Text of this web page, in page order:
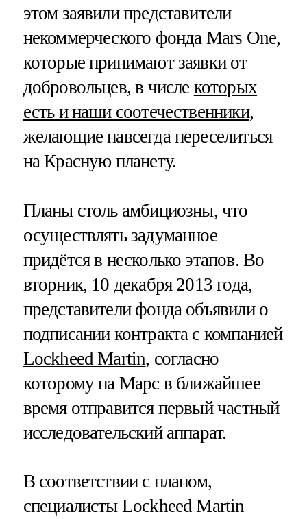
этом заявили представители
некоммерческого фонда Mars One,
которые принимают заявки от
добровольцев, в числе которых
есть и наши соотечественники,
желающие навсегда переселиться
на Красную планету.
Планы столь амбициозны, что
осуществлять задуманное
придётся в несколько этапов. Во
вторник, 10 декабря 2013 года,
представители фонда объявили о
подписании контракта с компанией
Lockheed Martin, согласно
которому на Марс в ближайшее
время отправится первый частный
исследовательский аппарат.
В соответствии с планом,
специалисты Lockheed Martin